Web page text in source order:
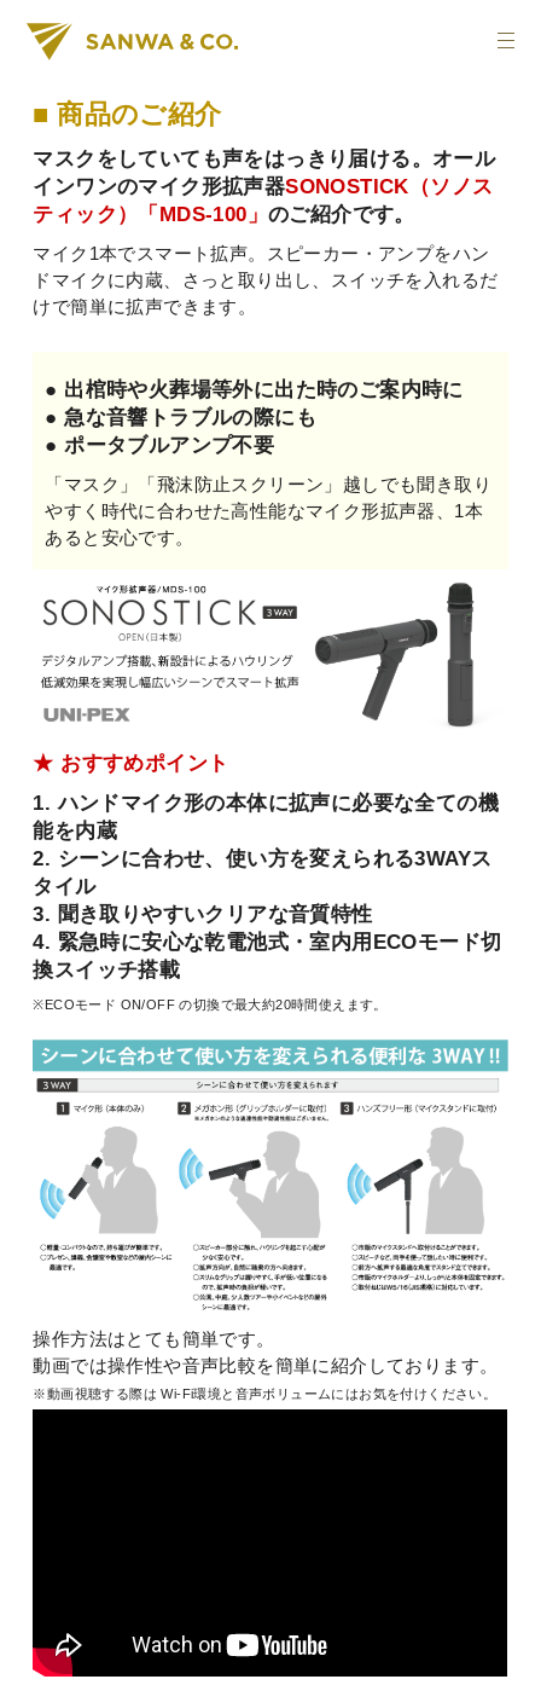
■ 商品のご紹介
マスクをしていても声をはっきり届ける。オール
インワンのマイク形拡声器SONOSTICK（ソノス
ティック）「MDS-100」のご紹介です。
マイク1本でスマート拡声。スピーカー・アンプをハン
ドマイクに内蔵、さっと取り出し、スイッチを入れるだ
けで簡単に拡声できます。
● 出棺時や火葬場等外に出た時のご案内時に
● 急な音響トラブルの際にも
● ポータブルアンプ不要
「マスク」「飛沫防止スクリーン」越しでも聞き取り
やすく時代に合わせた高性能なマイク形拡声器、1本
あると安心です。
★ おすすめポイント
1. ハンドマイク形の本体に拡声に必要な全ての機
能を内蔵
2. シーンに合わせ、使い方を変えられる3WAYス
タイル
3. 聞き取りやすいクリアな音質特性
4. 緊急時に安心な乾電池式・室内用ECOモード切
換スイッチ搭載
※ECOモード ON/OFF の切換で最大約20時間使えます。
操作方法はとても簡単です。
動画では操作性や音声比較を簡単に紹介しております。
※動画視聴する際は Wi-Fi環境と音声ボリュームにはお気を付けください。